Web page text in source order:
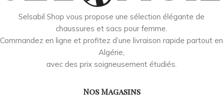
Selsabil Shop vous propose une sélection élégante de
chaussures et sacs pour femme.
Commandez en ligne et profitez d’une livraison rapide partout en
Algérie,
avec des prix soigneusement étudiés.
Nos Magasins